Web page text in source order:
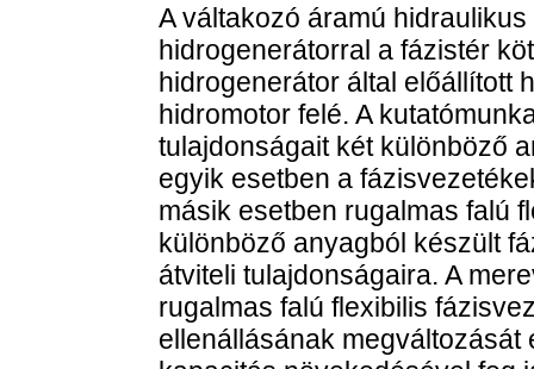
A váltakozó áramú
hidrogenerátorral a fázistér
hidrogenerátor által előállított
hidromotor felé. A
tulajdonságait két különböző
egyik esetben a
másik esetben rugalmas falú
különböző anyagból készült
átviteli tulajdonságaira. A
rugalmas falú flexibilis
ellenállásának